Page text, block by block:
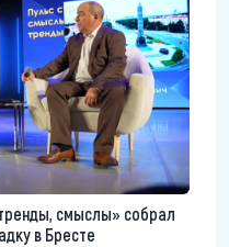
смыслы» собрал
в Бресте